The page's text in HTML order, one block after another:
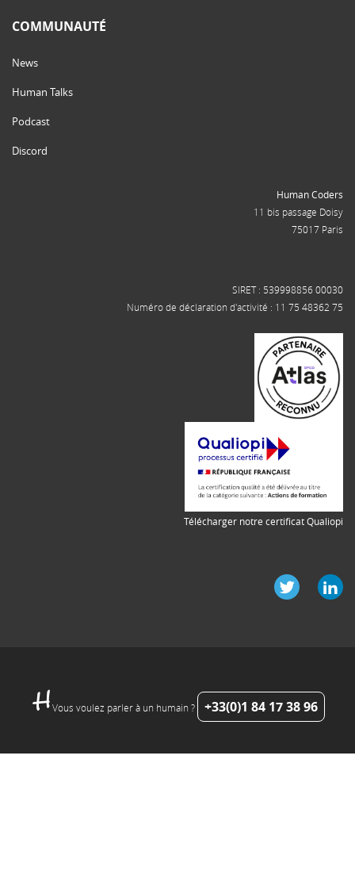
COMMUNAUTÉ
News
Human Talks
Podcast
Discord
Human Coders
11 bis passage Doisy
75017 Paris
SIRET : 539998856 00030
Numéro de déclaration d'activité : 11 75 48362 75
Télécharger notre certificat Qualiopi
Vous voulez parler à un humain ? +33(0)1 84 17 38 96